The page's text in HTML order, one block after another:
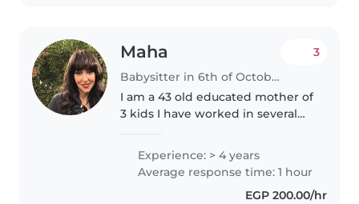
Maha
Babysitter in 6th of October City (محافظة الجيزة)
3
I am a 43 old educated mother of
3 kids I have worked in several
school with the age group 5 and
under. I am responsible and
caring love being around young..
Experience: > 4 years
Average response time: 1 hour
EGP 200.00/hr